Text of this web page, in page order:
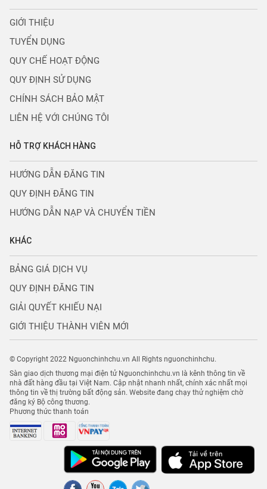
GIỚI THIỆU
TUYỂN DỤNG
QUY CHẾ HOẠT ĐỘNG
QUY ĐỊNH SỬ DỤNG
CHÍNH SÁCH BẢO MẬT
LIÊN HỆ VỚI CHÚNG TÔI
HỖ TRỢ KHÁCH HÀNG
HƯỚNG DẪN ĐĂNG TIN
QUY ĐỊNH ĐĂNG TIN
HƯỚNG DẪN NẠP VÀ CHUYỂN TIỀN
KHÁC
BẢNG GIÁ DỊCH VỤ
QUY ĐỊNH ĐĂNG TIN
GIẢI QUYẾT KHIẾU NẠI
GIỚI THIỆU THÀNH VIÊN MỚI
© Copyright 2022 Nguonchinhchu.vn All Rights nguonchinhchu.
Sàn giao dịch thương mại điện tử Nguonchinhchu.vn là kênh thông tin về
nhà đất hàng đầu tại Việt Nam. Cập nhật nhanh nhất, chính xác nhất mọi
thông tin về thị trường bất động sản. Website đang chạy thử nghiệm chờ
đăng ký Bộ công thương.
Phương thức thanh toán